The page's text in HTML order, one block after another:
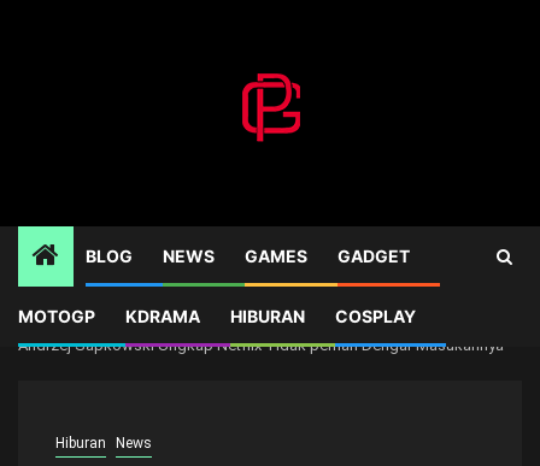
BLOG NEWS GAMES GADGET
MOTOGP KDRAMA HIBURAN COSPLAY
Home
News
Andrzej Sapkowski Ungkap Netflix Tidak pernah Dengar Masukannya
Hiburan News